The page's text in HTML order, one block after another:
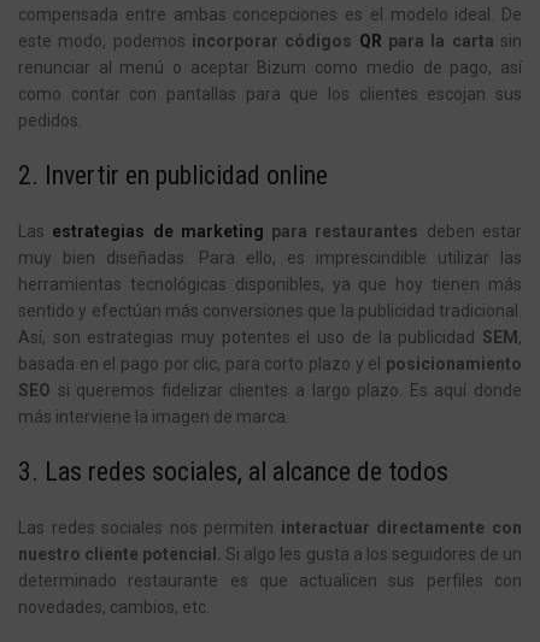
compensada entre ambas concepciones es el modelo ideal. De
este modo, podemos incorporar códigos QR para la carta sin
renunciar al menú o aceptar Bizum como medio de pago, así
como contar con pantallas para que los clientes escojan sus
pedidos.
2. Invertir en publicidad online
Las estrategias de marketing para restaurantes deben estar
muy bien diseñadas. Para ello, es imprescindible utilizar las
herramientas tecnológicas disponibles, ya que hoy tienen más
sentido y efectúan más conversiones que la publicidad tradicional.
Así, son estrategias muy potentes el uso de la publicidad SEM ,
basada en el pago por clic, para corto plazo y el posicionamiento
SEO si queremos fidelizar clientes a largo plazo. Es aquí donde
más interviene la imagen de marca.
3. Las redes sociales, al alcance de todos
Las redes sociales nos permiten interactuar directamente con
nuestro cliente potencial.
Si algo les gusta a los seguidores de un
determinado restaurante es que actualicen sus perfiles con
novedades, cambios, etc.